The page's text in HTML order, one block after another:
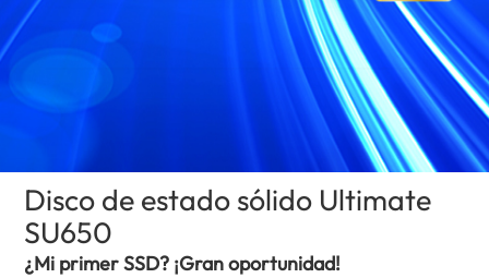
Disco de estado sólido Ultimate
SU650
¿Mi primer SSD? ¡Gran oportunidad!